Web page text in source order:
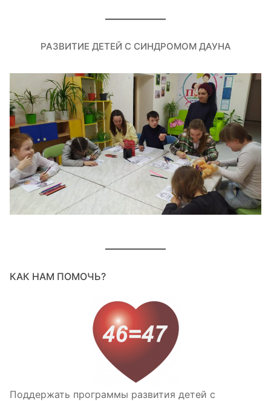
РАЗВИТИЕ ДЕТЕЙ С СИНДРОМОМ ДАУНА
КАК НАМ ПОМОЧЬ?
Поддержать программы развития детей с